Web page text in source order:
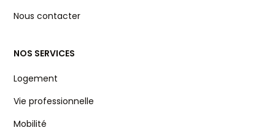
Nous contacter
NOS SERVICES
Logement
Vie professionnelle
Mobilité